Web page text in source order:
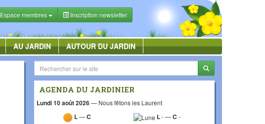
Espace membres Inscription newsletter
AU JARDIN AUTOUR DU JARDIN
AGENDA DU JARDINIER
Lundi 10 août 2026— Nous fêtons les Laurent
L—C L-—C-